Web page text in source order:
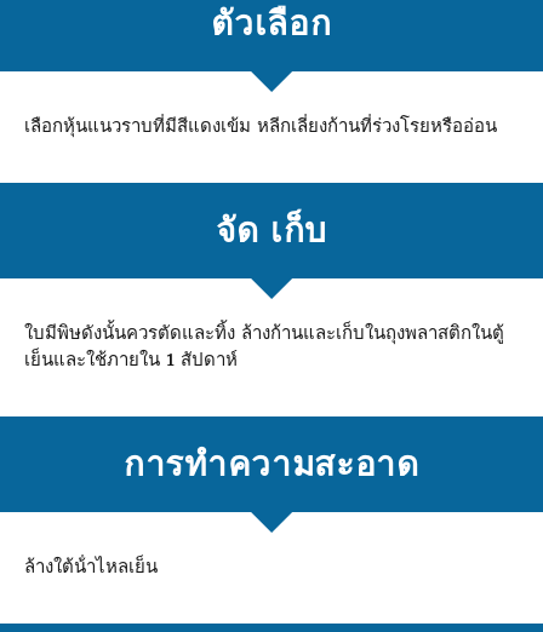
ตัวเลือก
เลือกหุ้นแนวราบที่มีสีแดงเข้ม หลีกเลี่ยงก้านที่ร่วงโรยหรืออ่อน
จัด เก็บ
ใบมีพิษดังนั้นควรตัดและทิ้ง ล้างก้านและเก็บในถุงพลาสติกในตู้
เย็นและใช้ภายใน 1 สัปดาห์
การทําความสะอาด
ล้างใต้น้ําไหลเย็น